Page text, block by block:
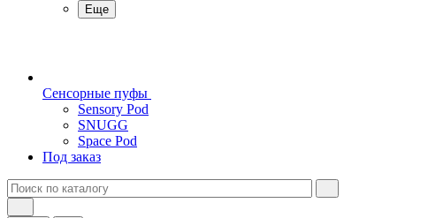
Еще
Сенсорные пуфы
Sensory Pod
SNUGG
Space Pod
Под заказ